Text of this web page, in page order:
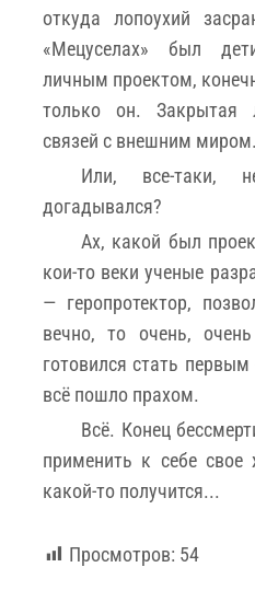
откуда лопоухий
«Мецуселах» был
личным проектом,
только он. Закрытая
связей с внешним
Или, все-таки,
догадывался?
Ах, какой был
кои-то веки ученые
— геропротектор,
вечно, то очень,
готовился стать
всё пошло прахом.
Всё. Конец
применить к себе
какой-то получится...
Просмотров: 54